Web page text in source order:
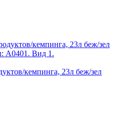
кемпинга, 23л беж/зел